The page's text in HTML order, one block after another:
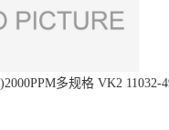
多规格 VK2 11032-